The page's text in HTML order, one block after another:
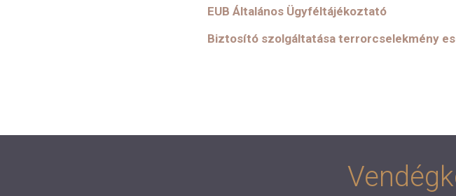
EUB Általános Ügyféltájékoztató
Biztosító szolgáltatása terrorcselekmény